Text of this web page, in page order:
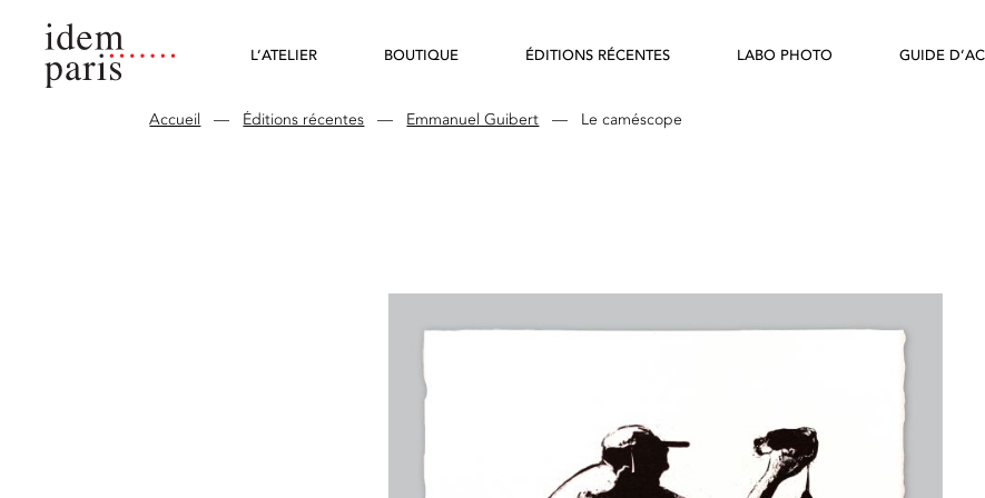
L’ATELIER BOUTIQUE ÉDITIONS RÉCENTES LABO PHOTO GUIDE
Accueil — Éditions récentes — Emmanuel Guibert — Le caméscope